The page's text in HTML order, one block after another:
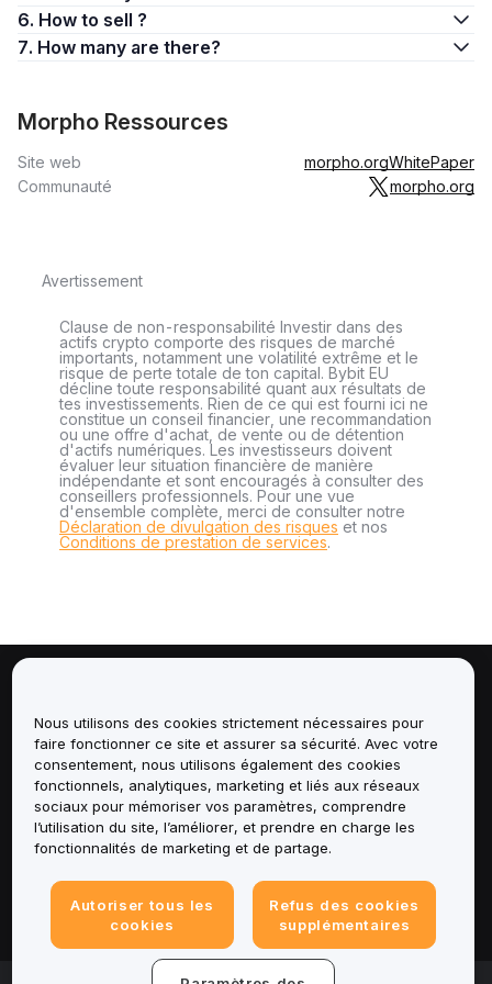
6. How to sell ?
7. How many are there?
Morpho Ressources
Site web morpho.orgWhitePaper
Communauté
morpho.org
Avertissement
Clause de non-responsabilité Investir dans des
actifs crypto comporte des risques de marché
importants, notamment une volatilité extrême et le
risque de perte totale de ton capital. Bybit EU
décline toute responsabilité quant aux résultats de
tes investissements. Rien de ce qui est fourni ici ne
constitue un conseil financier, une recommandation
ou une offre d'achat, de vente ou de détention
d'actifs numériques. Les investisseurs doivent
évaluer leur situation financière de manière
indépendante et sont encouragés à consulter des
conseillers professionnels. Pour une vue
d'ensemble complète, merci de consulter notre
Déclaration de divulgation des risques et nos
Conditions de prestation de services.
Services
Assistance
Produits
Mentions légales
Nous utilisons des cookies strictement nécessaires pour
faire fonctionner ce site et assurer sa sécurité. Avec votre
consentement, nous utilisons également des cookies
fonctionnels, analytiques, marketing et liés aux réseaux
sociaux pour mémoriser vos paramètres, comprendre
l’utilisation du site, l’améliorer, et prendre en charge les
fonctionnalités de marketing et de partage.
Autoriser tous les
cookies
Refus des cookies
supplémentaires